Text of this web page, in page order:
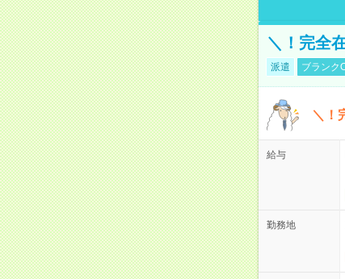
＼！完全
派遣 ブランク
＼！
給与
勤務地